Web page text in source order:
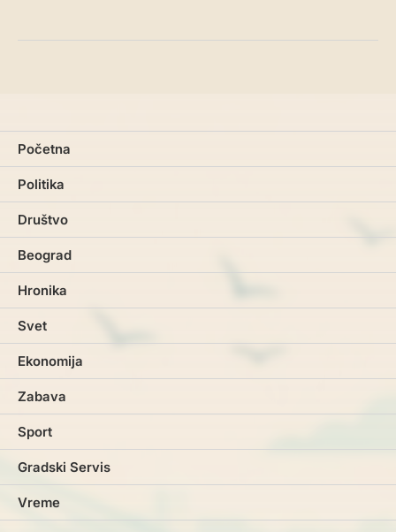
Početna
Politika
Društvo
Beograd
Hronika
Svet
Ekonomija
Zabava
Sport
Gradski Servis
Vreme